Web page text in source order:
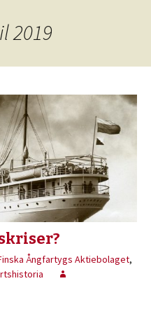
2019
Ångfartygs Aktiebolaget,